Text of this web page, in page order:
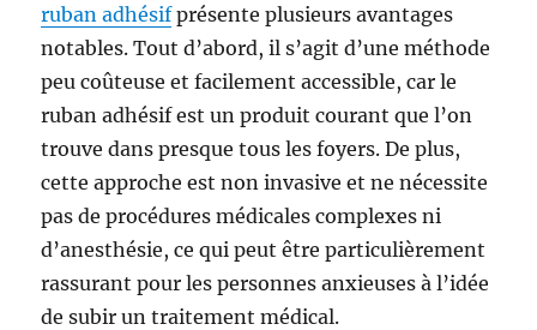
ruban adhésifprésente plusieurs avantages
notables. Tout d’abord, il s’agit d’une méthode
peu coûteuse et facilement accessible, car le
ruban adhésif est un produit courant que l’on
trouve dans presque tous les foyers. De plus,
cette approche est non invasive et ne nécessite
pas de procédures médicales complexes ni
d’anesthésie, ce qui peut être particulièrement
rassurant pour les personnes anxieuses à l’idée
de subir un traitement médical.